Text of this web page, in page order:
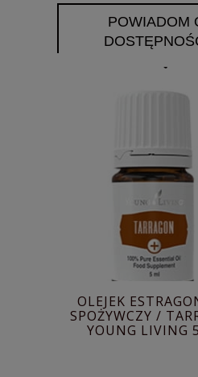
POWIADOM
OLEJEK
SPOŻYWCZY /
YOUNG LIVING